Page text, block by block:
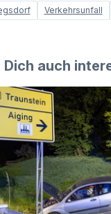
Verkehrsunfall
Dich auch